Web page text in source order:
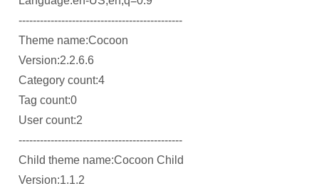
----------------------------------------------
Theme name:Cocoon
Version:2.2.6.6
Category count:4
Tag count:0
User count:2
----------------------------------------------
Child theme name:Cocoon Child
Version:1.1.2